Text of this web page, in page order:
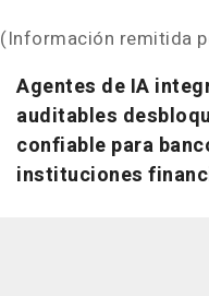
(Información remitida
Agentes de IA
auditables
confiable para
instituciones